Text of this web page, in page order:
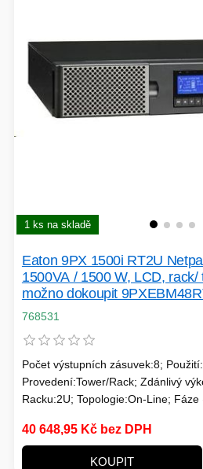
HERNÍ MYŠI
HERNÍ
ROZŠIŘUJÍCÍ
POUKAZY
IO ZAŘÍZENÍ
FOTO A
OSVĚTLENÍ
VENKOVNÍ
VENTILÁTORY
1 ks na skladě
Eaton 9PX 1500i RT2U
1500VA / 1500 W, LCD,
možno dokoupit
768531
Počet výstupních zásuvek:8;
Provedení:Tower/Rack; Zdánlivý
Racku:2U; Topologie:On-Line;
záložního času; Typ výstupu:IEC 13
40 648,95 Kč bez DPH
KOUPIT